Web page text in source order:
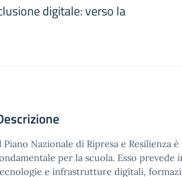
digitale: verso la
Piano Nazionale di Ripresa e Resilienza è
per la scuola. Esso prevede
e infrastrutture digitali,